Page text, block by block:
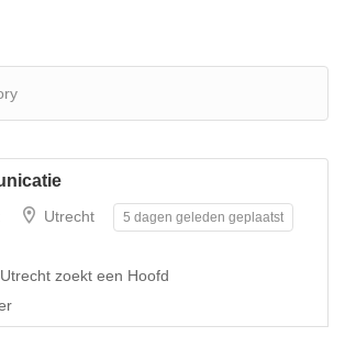
Utrecht 5 dagen geleden geplaatst
zoekt een Hoofd